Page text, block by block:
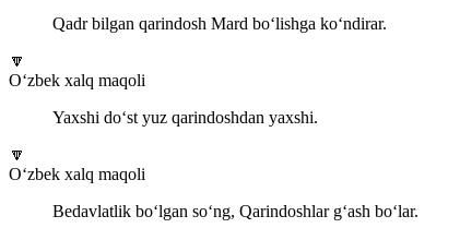
Qadr bilgan qarindosh Mard bo‘lishga ko‘ndirar.
🔽
O‘zbek xalq maqoli
Yaxshi do‘st yuz qarindoshdan yaxshi.
🔽
O‘zbek xalq maqoli
Bedavlatlik bo‘lgan so‘ng, Qarindoshlar g‘ash bo‘lar.